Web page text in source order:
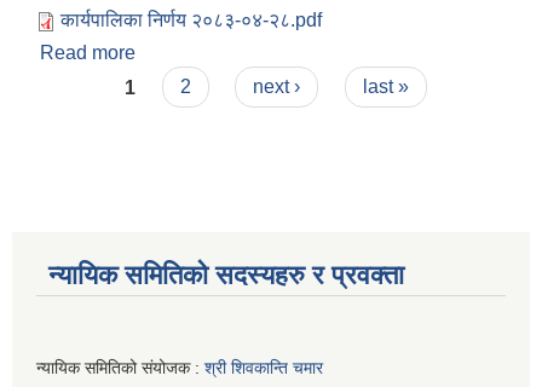
कार्यपालिका निर्णय २०८३-‍०४-२८.pdf
Read more
Pages
1 2 next › last »
न्यायिक समितिको सदस्यहरु र प्रवक्ता
न्यायिक समितिको संयोजक : श्री शिवकान्ति चमार